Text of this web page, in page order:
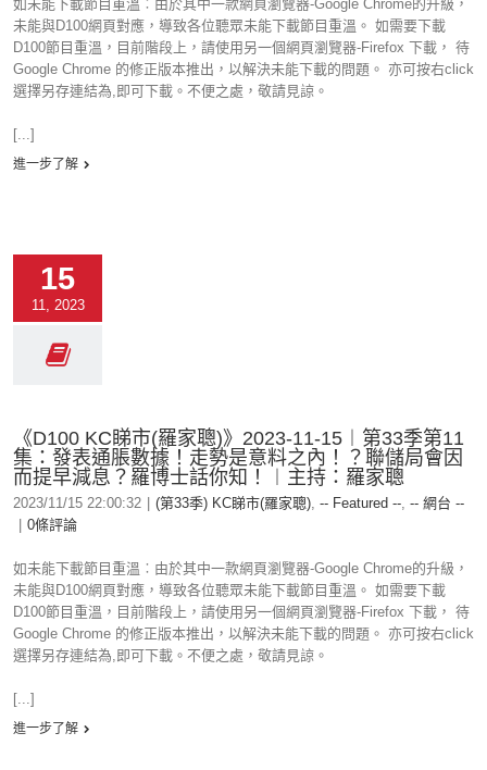
如未能下載節目重溫︰由於其中一款網頁瀏覽器-Google Chrome的升級，
未能與D100網頁對應，導致各位聽眾未能下載節目重溫。 如需要下載
D100節目重溫，目前階段上，請使用另一個網頁瀏覽器-Firefox 下載， 待
Google Chrome 的修正版本推出，以解決未能下載的問題。 亦可按右click
選擇另存連結為,即可下載。不便之處，敬請見諒。
[...]
進一步了解
15
11, 2023
《D100 KC睇市(羅家聰)》2023-11-15︱第33季第11
集：發表通脹數據！走勢是意料之內！？聯儲局會因
而提早減息？羅博士話你知！︱主持：羅家聰
2023/11/15 22:00:32 (第33季) KC睇市(羅家聰), -- Featured --, -- 網台 --
0條評論
如未能下載節目重溫︰由於其中一款網頁瀏覽器-Google Chrome的升級，
未能與D100網頁對應，導致各位聽眾未能下載節目重溫。 如需要下載
D100節目重溫，目前階段上，請使用另一個網頁瀏覽器-Firefox 下載， 待
Google Chrome 的修正版本推出，以解決未能下載的問題。 亦可按右click
選擇另存連結為,即可下載。不便之處，敬請見諒。
[...]
進一步了解